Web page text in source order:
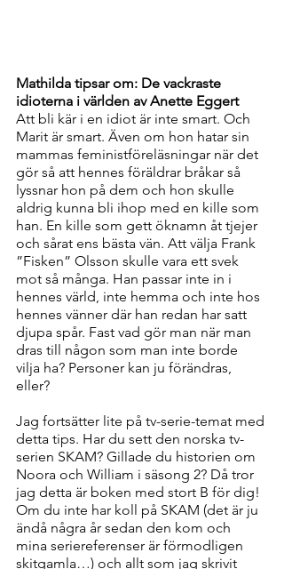
Mathilda tipsar om: De vackraste
idioterna i världen av Anette Eggert
Att bli kär i en idiot är inte smart. Och
Marit är smart. Även om hon hatar sin
mammas feministföreläsningar när det
gör så att hennes föräldrar bråkar så
lyssnar hon på dem och hon skulle
aldrig kunna bli ihop med en kille som
han. En kille som gett öknamn åt tjejer
och sårat ens bästa vän. Att välja Frank
”Fisken” Olsson skulle vara ett svek
mot så många. Han passar inte in i
hennes värld, inte hemma och inte hos
hennes vänner där han redan har satt
djupa spår. Fast vad gör man när man
dras till någon som man inte borde
vilja ha? Personer kan ju förändras,
eller?
Jag fortsätter lite på tv-serie-temat med
detta tips. Har du sett den norska tv-
serien SKAM? Gillade du historien om
Noora och William i säsong 2? Då tror
jag detta är boken med stort B för dig!
Om du inte har koll på SKAM (det är ju
ändå några år sedan den kom och
mina seriereferenser är förmodligen
skitgamla…) och allt som jag skrivit